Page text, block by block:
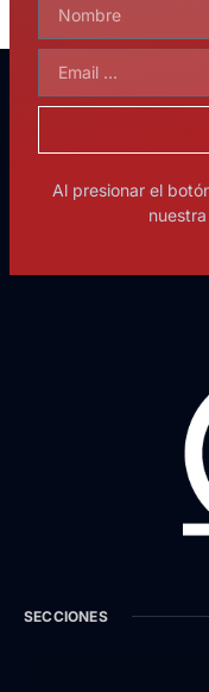
Al presionar el
SECCIONES